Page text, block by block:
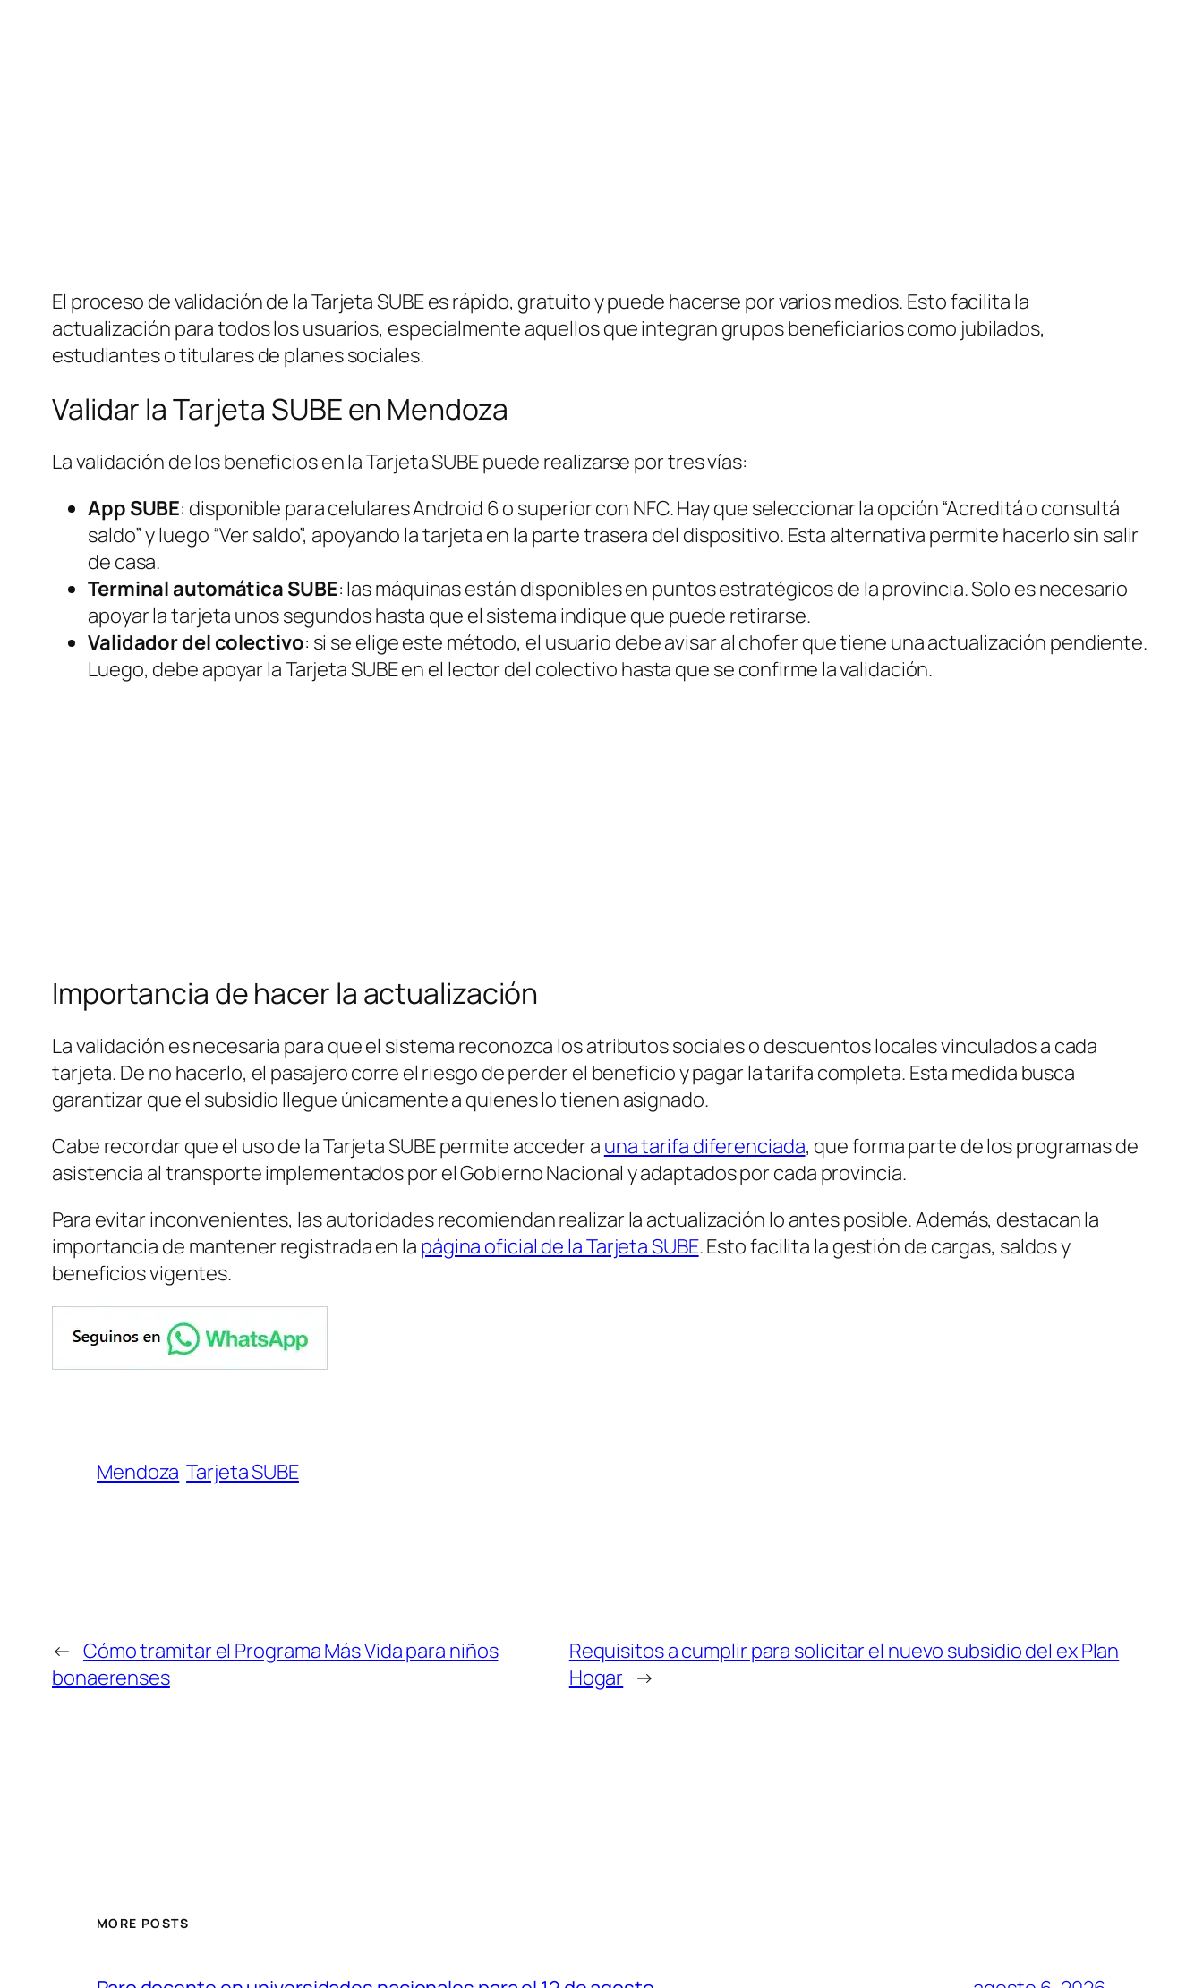
El proceso de validación de la Tarjeta SUBE es rápido, gratuito y puede hacerse por varios medios. Esto facilita la
actualización para todos los usuarios, especialmente aquellos que integran grupos beneficiarios como jubilados,
estudiantes o titulares de planes sociales.
Validar la Tarjeta SUBE en Mendoza
La validación de los beneficios en la Tarjeta SUBE puede realizarse por tres vías:
App SUBE: disponible para celulares Android 6 o superior con NFC. Hay que seleccionar la opción “Acreditá o consultá
saldo” y luego “Ver saldo”, apoyando la tarjeta en la parte trasera del dispositivo. Esta alternativa permite hacerlo sin salir
de casa.
Terminal automática SUBE: las máquinas están disponibles en puntos estratégicos de la provincia. Solo es necesario
apoyar la tarjeta unos segundos hasta que el sistema indique que puede retirarse.
Validador del colectivo: si se elige este método, el usuario debe avisar al chofer que tiene una actualización pendiente.
Luego, debe apoyar la Tarjeta SUBE en el lector del colectivo hasta que se confirme la validación.
Importancia de hacer la actualización
La validación es necesaria para que el sistema reconozca los atributos sociales o descuentos locales vinculados a cada
tarjeta. De no hacerlo, el pasajero corre el riesgo de perder el beneficio y pagar la tarifa completa. Esta medida busca
garantizar que el subsidio llegue únicamente a quienes lo tienen asignado.
Cabe recordar que el uso de la Tarjeta SUBE permite acceder a una tarifa diferenciada, que forma parte de los programas de
asistencia al transporte implementados por el Gobierno Nacional y adaptados por cada provincia.
Para evitar inconvenientes, las autoridades recomiendan realizar la actualización lo antes posible. Además, destacan la
importancia de mantener registrada en la página oficial de la Tarjeta SUBE. Esto facilita la gestión de cargas, saldos y
beneficios vigentes.
Mendoza Tarjeta SUBE
← Cómo tramitar el Programa Más Vida para niños
bonaerenses
Requisitos a cumplir para solicitar el nuevo subsidio del ex Plan
Hogar →
MORE POSTS